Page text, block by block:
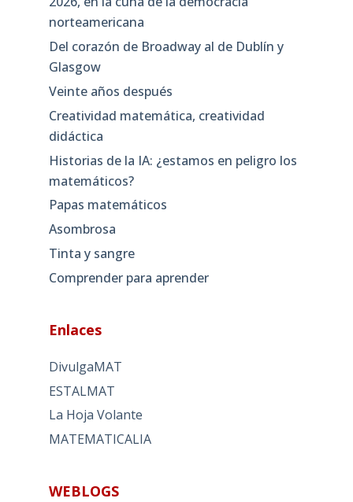
norteamericana
Del corazón de Broadway al de Dublín y
Glasgow
Veinte años después
Creatividad matemática, creatividad
didáctica
Historias de la IA: ¿estamos en peligro los
matemáticos?
Papas matemáticos
Asombrosa
Tinta y sangre
Comprender para aprender
Enlaces
DivulgaMAT
ESTALMAT
La Hoja Volante
MATEMATICALIA
WEBLOGS